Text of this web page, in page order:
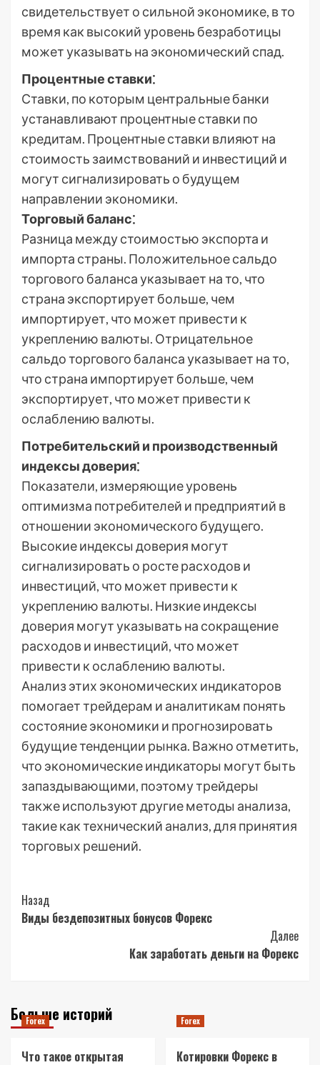
свидетельствует о сильной экономике, в то
время как высокий уровень безработицы
может указывать на экономический спад.
Процентные ставки⁚
Ставки, по которым центральные банки
устанавливают процентные ставки по
кредитам. Процентные ставки влияют на
стоимость заимствований и инвестиций и
могут сигнализировать о будущем
направлении экономики.
Торговый баланс⁚
Разница между стоимостью экспорта и
импорта страны. Положительное сальдо
торгового баланса указывает на то, что
страна экспортирует больше, чем
импортирует, что может привести к
укреплению валюты. Отрицательное
сальдо торгового баланса указывает на то,
что страна импортирует больше, чем
экспортирует, что может привести к
ослаблению валюты.
Потребительский и производственный
индексы доверия⁚
Показатели, измеряющие уровень
оптимизма потребителей и предприятий в
отношении экономического будущего.
Высокие индексы доверия могут
сигнализировать о росте расходов и
инвестиций, что может привести к
укреплению валюты. Низкие индексы
доверия могут указывать на сокращение
расходов и инвестиций, что может
привести к ослаблению валюты.
Анализ этих экономических индикаторов
помогает трейдерам и аналитикам понять
состояние экономики и прогнозировать
будущие тенденции рынка. Важно отметить,
что экономические индикаторы могут быть
запаздывающими, поэтому трейдеры
также используют другие методы анализа,
такие как технический анализ, для принятия
торговых решений.
Post
Navigation
Назад
Виды бездепозитных бонусов Форекс
Далее
Как заработать деньги на Форекс
Больше историй
Forex
Что такое открытая
Forex
Котировки Форекс в